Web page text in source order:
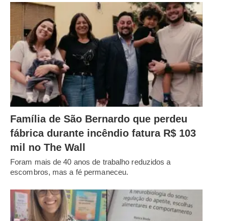
Família de São Bernardo que perdeu
fábrica durante incêndio fatura R$ 103
mil no The Wall
Foram mais de 40 anos de trabalho reduzidos a
escombros, mas a fé permaneceu.